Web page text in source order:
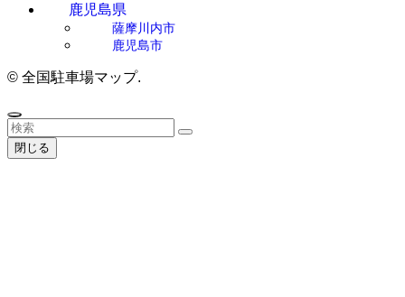
鹿児島県
薩摩川内市
鹿児島市
© 全国駐車場マップ.
閉じる